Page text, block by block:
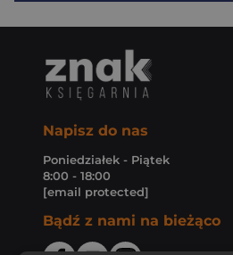
Napisz do nas
Poniedziałek - Piątek
8:00 - 18:00
[email protected]
Bądź z nami na bieżąco